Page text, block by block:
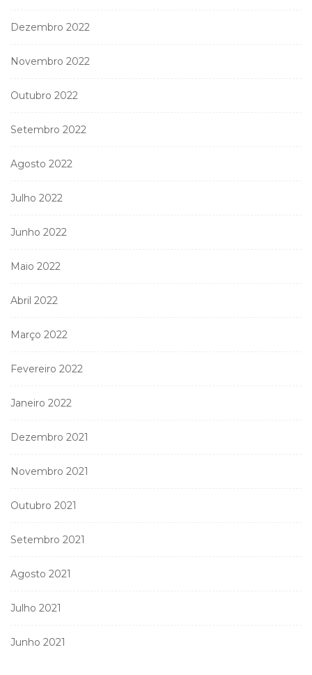
Dezembro 2022
Novembro 2022
Outubro 2022
Setembro 2022
Agosto 2022
Julho 2022
Junho 2022
Maio 2022
Abril 2022
Março 2022
Fevereiro 2022
Janeiro 2022
Dezembro 2021
Novembro 2021
Outubro 2021
Setembro 2021
Agosto 2021
Julho 2021
Junho 2021